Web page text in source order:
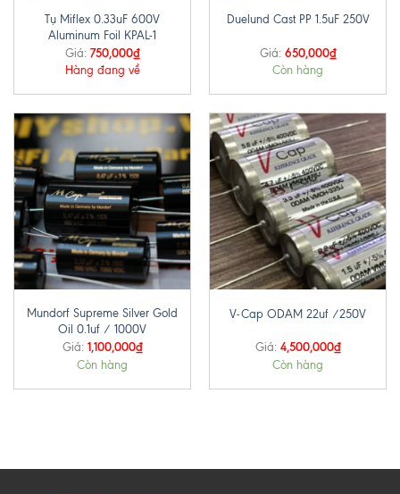
Tụ Miflex 0.33uF 600V
Aluminum Foil KPAL-1
Giá: 750,000₫
Hàng đang về
Duelund Cast PP 1.5uF 250V
Giá: 650,000₫
Còn hàng
Mundorf Supreme Silver Gold
Oil 0.1uf / 1000V
Giá: 1,100,000₫
Còn hàng
V-Cap ODAM 22uf /250V
Giá: 4,500,000₫
Còn hàng